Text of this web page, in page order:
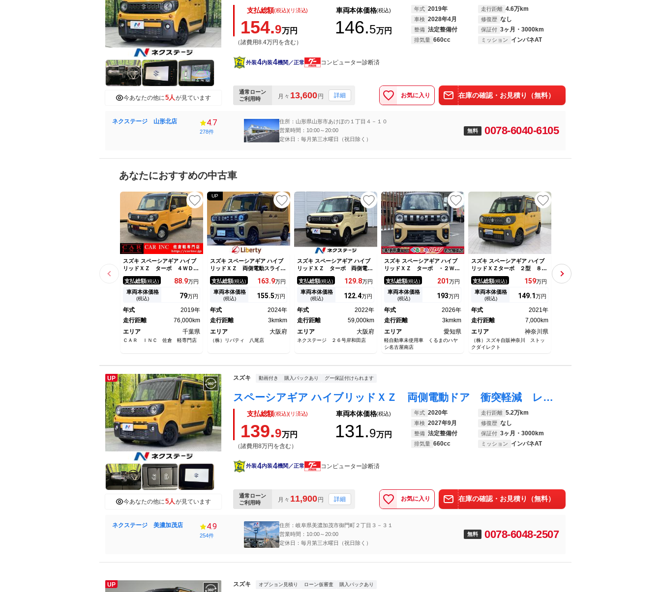
今あなたの他に5人が見ています
支払総額(税込)(リ済込)
154.9万円
（諸費用8.4万円を含む）
車両本体価格(税込)
146.5万円
年式 2019年 走行距離 4.6万km
車検 2028年4月 修復歴 なし
整備 法定整備付 保証付 3ヶ月・3000km
排気量 660cc ミッション インパネAT
外装4内装4機関／正常 コンピューター診断済
通常ローン
ご利用時
月々 13,600円 詳細 お気に入り 在庫の確認・お見積り（無料）
ネクステージ 山形北店 4.7
278件
住所：山形県山形市あけぼの１丁目４－１０
営業時間：10:00～20:00
定休日：毎月第三水曜日（祝日除く）
無料 0078-6040-6105
あなたにおすすめの中古車
スズキ スペーシアギア ハイブ
リッドＸＺ ターボ ４ＷＤ
両側パワースライドドア 社外
８インチナビ シートヒータ
ー 全方位モニター Ｂｌｕｅ
ｔｏｏｔｈ 衝突被害軽減ブレ
オートハイビーム ＬＥＤヘッ
ドライト ルーフレール
支払総額(税込) 88.9万円
車両本体価格
(税込) 79万円
年式
2019年
走行距離
76,000km
エリア
千葉県
ＣＡＲ ＩＮＣ 佐倉 軽専門店
UP
スズキ スペーシアギア ハイブ
リッドＸＺ 両側電動スライド
ドア クリアランスソナー オ
ートクルーズコントロール オ
ートライト スマートキー ア
イドリングストップ 電動格納
チシート ＣＶＴ オットマ
ン ルーフレール
支払総額(税込) 163.9万円
車両本体価格
(税込) 155.5万円
年式
2024年
走行距離
3kmkm
エリア
大阪府
（株）リバティ 八尾店
スズキ スペーシアギア ハイブ
リッドＸＺ ターボ 両側電動
ドア ＳＤナビ 衝突被害軽減
システム レーダークルーズ
禁煙車 ドラレコ スマートキ
ー ＬＥＤヘッド ＥＴＣ 純
警報 オートライト オートエ
アコン
支払総額(税込) 129.8万円
車両本体価格
(税込) 122.4万円
年式
2022年
走行距離
59,000km
エリア
大阪府
ネクステージ ２６号岸和田店
スズキ スペーシアギア ハイブ
リッドＸＺ ターボ ・２Ｗ
Ｄ・ターボ・届出済未使用車・
両側電動スライドドア・ＵＳＢ
電源・アルミホイール・パーソ
ナルテーブル・ＬＥＤヘッドラ
キホールド・シートヒーター・
オットマン
支払総額(税込) 201万円
車両本体価格
(税込) 193万円
年式
2026年
走行距離
3kmkm
エリア
愛知県
軽自動車未使用車 くるまのハヤ
シ名古屋南店
スズキ スペーシアギア ハイブ
リッドＸＺターボ ２型 ８イ
ンチ全方位モニタ付ナビ ＥＴ
Ｃ｜前後２カメラドラレコ｜両
側電動パワースライドドア｜全
車速追従式アダプティブクルー
突軽減ブレーキ｜ＬＥＤライト
＆フォグランプ｜オートエアコ
支払総額(税込) 159万円
車両本体価格
(税込) 149.1万円
年式
2021年
走行距離
7,000km
エリア
神奈川県
（株）スズキ自販神奈川 ストッ
クダイレクト
リッドＸＺ ターボ ハイブリ
ッドＸＺターボ／４ＷＤ／両側
電動スライドドア／ナビ／バッ
支払総額
UP
今あなたの他に5人 が見ています
スズキ 動画付き 購入パックあり グー保証付けられます
スペーシアギア ハイブリッドＸＺ 両側電動ドア 衝突軽減 レーダークルーズ 禁煙車 ドラレコ シートヒーター コーナーセンサー スマートキー ＬＥＤヘッド ＥＴＣ 純正ディスプレイオーディオ ２トーンカラー オートハイビーム
支払総額(税込)(リ済込)
139.9万円
（諸費用8万円を含む）
車両本体価格(税込)
131.9万円
年式 2020年 走行距離 5.2万km
車検 2027年9月 修復歴 なし
整備 法定整備付 保証付 3ヶ月・3000km
排気量 660cc ミッション インパネAT
外装4内装4機関／正常 コンピューター診断済
通常ローン
ご利用時
月々 11,900 円 詳細 お気に入り 在庫の確認・お見積り（無料）
ネクステージ 美濃加茂店 4.9
254件
住所：岐阜県美濃加茂市御門町２丁目３－３１
営業時間：10:00～20:00
定休日：毎月第三水曜日（祝日除く）
無料 0078-6048-2507
UP スズキ オプション見積り ローン仮審査 購入パックあり